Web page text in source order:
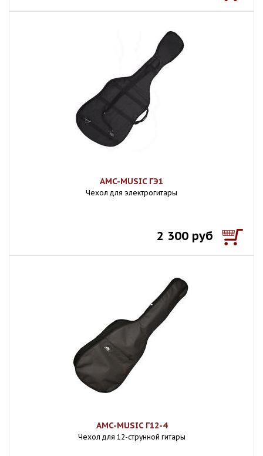
AMC-MUSIC ГЭ1
Чехол для электрогитары
2 300 руб
AMC-MUSIC Г12-4
Чехол для 12-струнной гитары